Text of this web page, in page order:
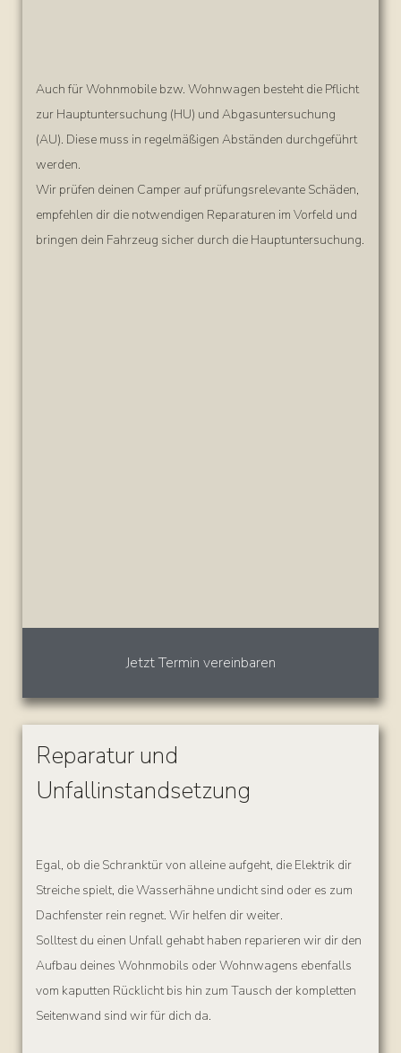
Auch für Wohnmobile bzw. Wohnwagen besteht die Pflicht
zur Hauptuntersuchung (HU) und Abgasuntersuchung
(AU). Diese muss in regelmäßigen Abständen durchgeführt
werden.
Wir prüfen deinen Camper auf prüfungsrelevante Schäden,
empfehlen dir die notwendigen Reparaturen im Vorfeld und
bringen dein Fahrzeug sicher durch die Hauptuntersuchung.
Jetzt Termin vereinbaren
Reparatur und
Unfallinstandsetzung
Egal, ob die Schranktür von alleine aufgeht, die Elektrik dir
Streiche spielt, die Wasserhähne undicht sind oder es zum
Dachfenster rein regnet. Wir helfen dir weiter.
Solltest du einen Unfall gehabt haben reparieren wir dir den
Aufbau deines Wohnmobils oder Wohnwagens ebenfalls
vom kaputten Rücklicht bis hin zum Tausch der kompletten
Seitenwand sind wir für dich da.